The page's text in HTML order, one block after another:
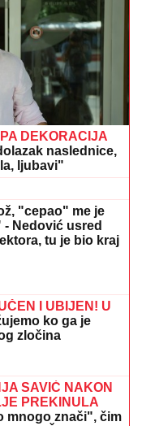
INTIMNIH
DO SMRTI!
koji LEDE
dok su ga
DOMU:Pevačica
donela sina, a
značenje
JE PRAVI
u abzenu,
- ovo je
STANICIDrama